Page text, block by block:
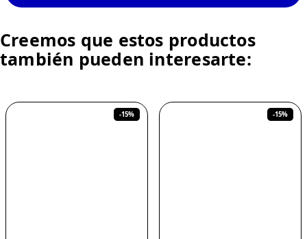
Creemos que estos productos
también pueden interesarte:
-15% -15%